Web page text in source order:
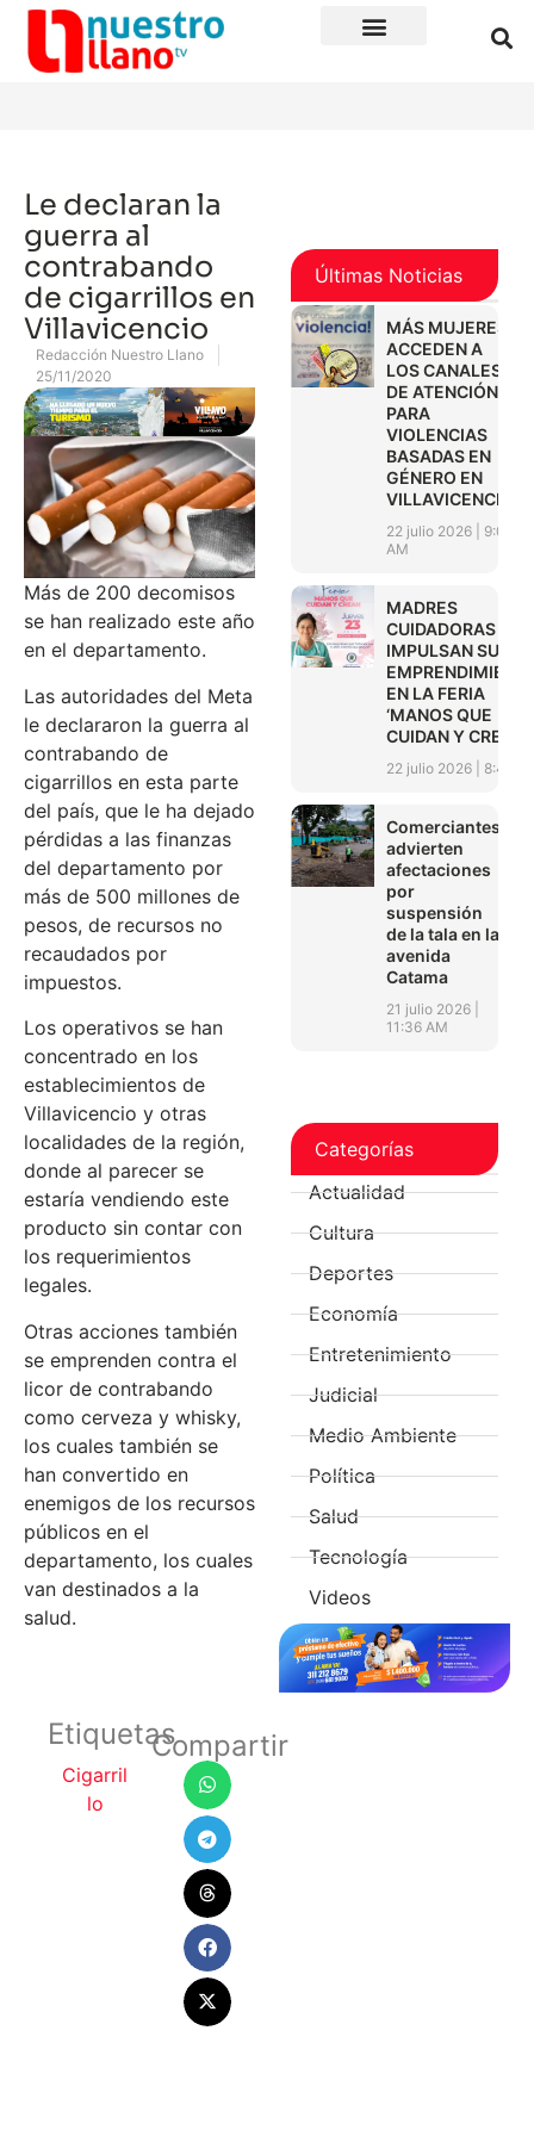
Le declaran la
guerra al
contrabando
de cigarrillos en
Villavicencio
Redacción Nuestro Llano
25/11/2020
Más de 200 decomisos
se han realizado este año
en el departamento.
Las autoridades del Meta
le declararon la guerra al
contrabando de
cigarrillos en esta parte
del país, que le ha dejado
pérdidas a las finanzas
del departamento por
más de 500 millones de
pesos, de recursos no
recaudados por
impuestos.
Los operativos se han
concentrado en los
establecimientos de
Villavicencio y otras
localidades de la región,
donde al parecer se
estaría vendiendo este
producto sin contar con
los requerimientos
legales.
Otras acciones también
se emprenden contra el
licor de contrabando
como cerveza y whisky,
los cuales también se
han convertido en
enemigos de los recursos
públicos en el
departamento, los cuales
van destinados a la
salud.
Etiquetas
Cigarril
lo
Compartir
Últimas Noticias
MÁS MUJERES
ACCEDEN A
LOS CANALES
DE ATENCIÓN
PARA
VIOLENCIAS
BASADAS EN
GÉNERO EN
VILLAVICENCIO
22 julio 2026
9:01
AM
MADRES
CUIDADORAS
IMPULSAN SUS
EN LA FERIA
‘MANOS QUE
CUIDAN Y CREAN’
22 julio 2026 8:45
Comerciantes
advierten
afectaciones
por
suspensión
de la tala en la
avenida
Catama
21 julio 2026
11:36 AM
Categorías
Actualidad
Cultura
Deportes
Economía
Entretenimiento
Judicial
Medio Ambiente
Política
Salud
Tecnología
Videos